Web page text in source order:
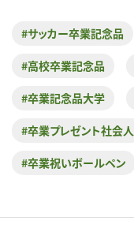
#サッカー卒業記念品
#高校卒業記念品
#卒業記念品大学
#卒業プレゼント社会人
#卒業祝いボールペン